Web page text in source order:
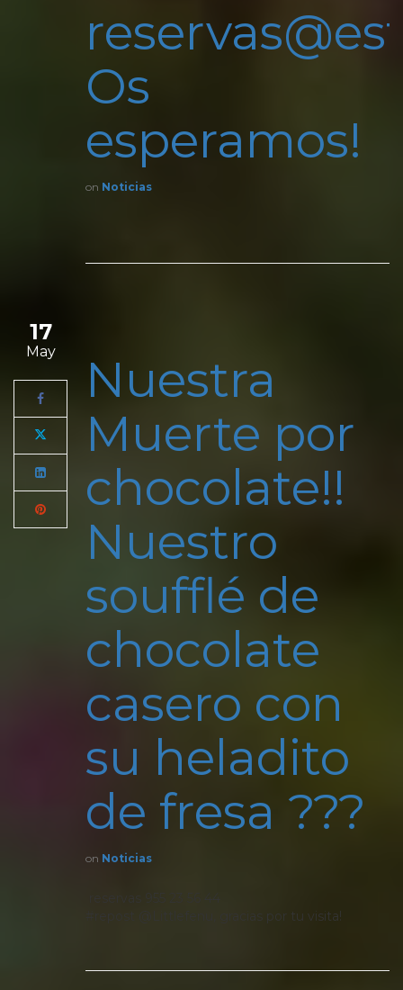
Os
esperamos!
on Noticias
17
May
Nuestra
Muerte por
chocolate!!
Nuestro
soufflé de
chocolate
casero con
su heladito
de fresa ???
on Noticias
#repost @Littlefenu, gracias por tu visita!